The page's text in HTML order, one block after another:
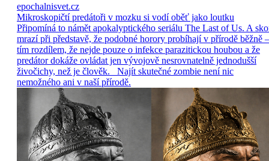
epochalnisvet.cz
Mikroskopičtí predátoři v mozku si vodí oběť jako loutku
Připomíná to námět apokalyptického seriálu The Last of Us. A
mrazí při představě, že podobné horory probíhají v přírodě běžně
tím rozdílem, že nejde pouze o infekce parazitickou houbou a že
predátor dokáže ovládat jen vývojově nesrovnatelně jednodušší
živočichy, než je člověk. Najít skutečné zombie není nic
nemožného ani v naší přírodě.